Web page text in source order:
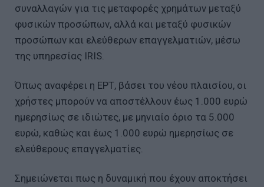
συναλλαγών για τις μεταφορές χρημάτων μεταξύ
φυσικών προσώπων, αλλά και μεταξύ φυσικών
προσώπων και ελεύθερων επαγγελματιών, μέσω
της υπηρεσίας IRIS.
Όπως αναφέρει η ΕΡΤ, βάσει του νέου πλαισίου, οι
χρήστες μπορούν να αποστέλλουν έως 1.000 ευρώ
ημερησίως σε ιδιώτες, με μηνιαίο όριο τα 5.000
ευρώ, καθώς και έως 1.000 ευρώ ημερησίως σε
ελεύθερους επαγγελματίες.
Σημειώνεται πως η δυναμική που έχουν αποκτήσει